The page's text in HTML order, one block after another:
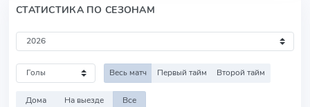
СТАТИСТИКА ПО СЕЗОНАМ
Весь матч Первый тайм Второй тайм
Дома На выезде Все